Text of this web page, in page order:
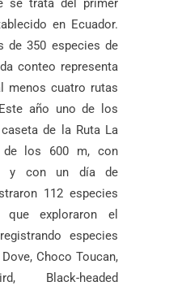
se trata del primer
en Ecuador.
de 350 especies de
conteo representa
menos cuatro rutas
año uno de los
de la Ruta La
de los 600 m, con
y con un día de
112 especies
exploraron el
especies
Choco Toucan,
Black-headed